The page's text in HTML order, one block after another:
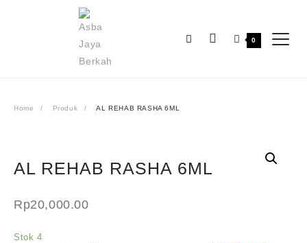
0
Home Produk AL REHAB RASHA 6ML
AL REHAB RASHA 6ML
Rp20,000.00
Stok 4